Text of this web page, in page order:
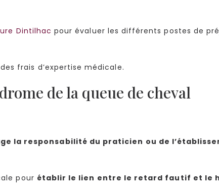
Dintilhac pour évaluer les différents postes de
frais d’expertise médicale.
de la queue de cheval
la responsabilité du praticien ou de
pour établir le lien entre le retard fautif et le